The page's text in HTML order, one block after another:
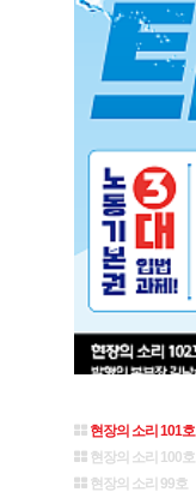
현장의 소리 101호
현장의 소리 100호
현장의 소리 99호